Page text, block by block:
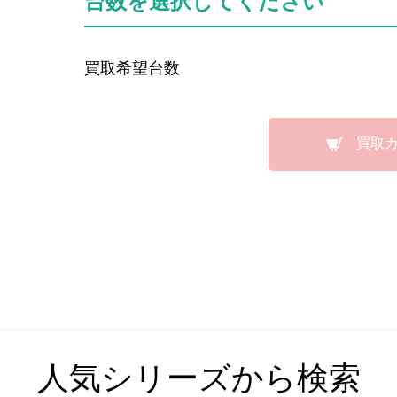
買取希望台数
買取
人気シリーズから検索